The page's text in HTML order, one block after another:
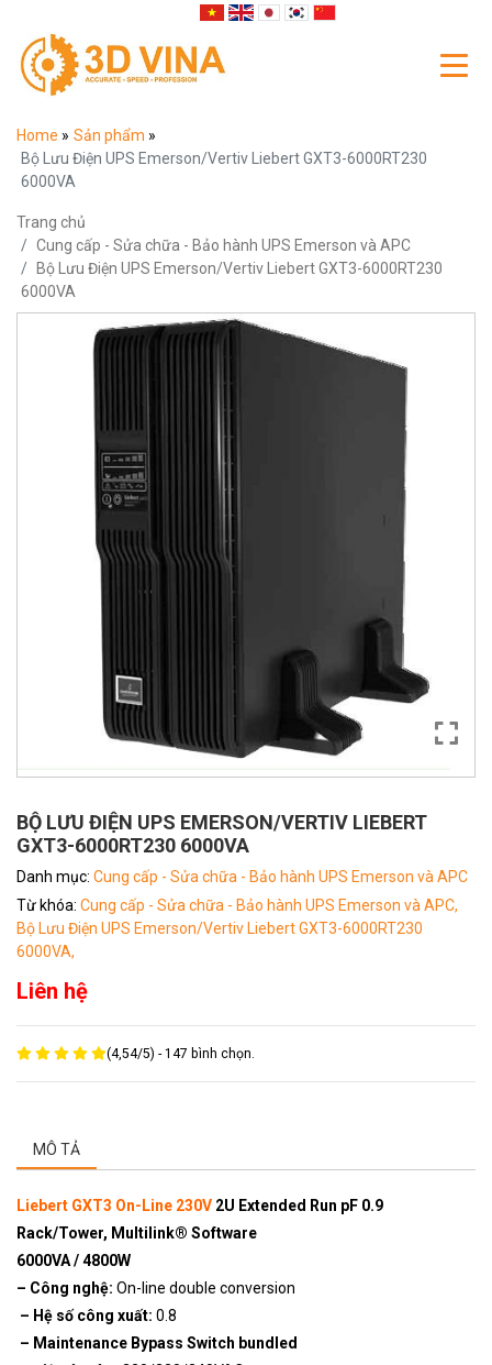
Home » Sản phẩm »
Bộ Lưu Điện UPS Emerson/Vertiv Liebert GXT3-6000RT230
6000VA
Trang chủ
Cung cấp - Sửa chữa - Bảo hành UPS Emerson và APC
Bộ Lưu Điện UPS Emerson/Vertiv Liebert GXT3-6000RT230
6000VA
BỘ LƯU ĐIỆN UPS EMERSON/VERTIV LIEBERT
GXT3-6000RT230 6000VA
Danh mục: Cung cấp - Sửa chữa - Bảo hành UPS Emerson và APC
Từ khóa: Cung cấp - Sửa chữa - Bảo hành UPS Emerson và APC,
Bộ Lưu Điện UPS Emerson/Vertiv Liebert GXT3-6000RT230
6000VA,
Liên hệ
(4,54/5) -147 bình chọn.
MÔ TẢ
Liebert GXT3 On-Line 230V 2U Extended Run pF 0.9
Rack/Tower, Multilink® Software
6000VA / 4800W
– Công nghệ: On-line double conversion
– Hệ số công xuất: 0.8
– Maintenance Bypass Switch bundled